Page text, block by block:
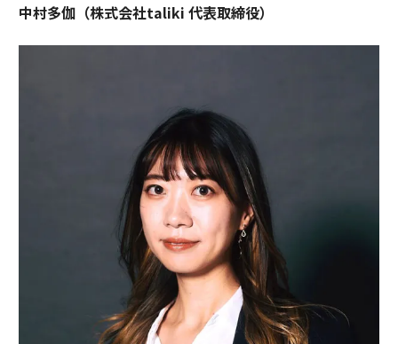
中村多伽（株式会社taliki 代表取締役）